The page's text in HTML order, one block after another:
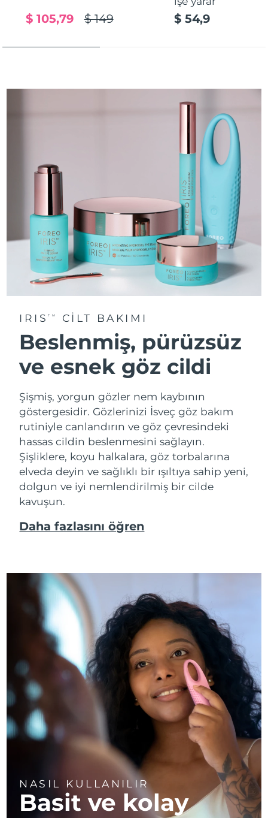
$ 149
$ 105,79 $ 54,9
IRISTM CİLT BAKIMI
Beslenmiş, pürüzsüz
ve esnek göz cildi
Şişmiş, yorgun gözler nem kaybının
göstergesidir. Gözlerinizi İsveç göz bakım
rutiniyle canlandırın ve göz çevresindeki
hassas cildin beslenmesini sağlayın.
Şişliklere, koyu halkalara, göz torbalarına
elveda deyin ve sağlıklı bir ışıltıya sahip yeni,
dolgun ve iyi nemlendirilmiş bir cilde
kavuşun.
Daha fazlasını öğren
NASIL KULLANILIR
Basit ve kolay